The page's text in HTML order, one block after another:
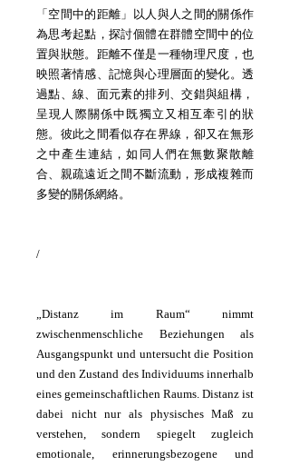
「空間中的距離」以人與人之間的關係作
為思考起點，探討個體在群體空間中的位
置與狀態。距離不僅是一種物理尺度，也
映照著情感、記憶與心理層面的變化。透
過點、線、面元素的排列、交錯與組構，
呈現人際關係中既獨立又相互牽引的狀
態。彼此之間看似存在界線，卻又在無形
之中產生連結，如同人們在無數聚散離
合、親疏遠近之間不斷流動，形成複雜而
多變的關係網絡。
/
„Distanz im Raum“ nimmt
zwischenmenschliche Beziehungen als
Ausgangspunkt und untersucht die Position
und den Zustand des Individuums innerhalb
eines gemeinschaftlichen Raums. Distanz ist
dabei nicht nur als physisches Maß zu
verstehen, sondern spiegelt zugleich
emotionale, erinnerungsbezogene und